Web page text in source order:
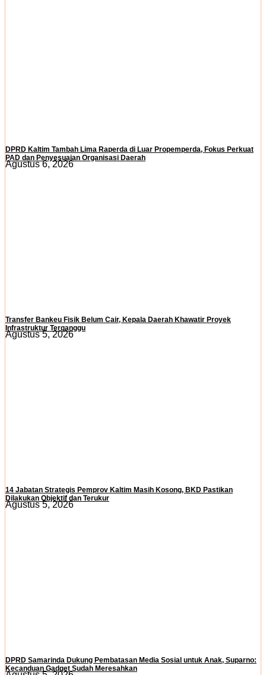
DPRD Kaltim Tambah Lima Raperda di Luar Propemperda, Fokus Perkuat
PAD dan Penyesuaian Organisasi Daerah
Agustus 6, 2026
Transfer Bankeu Fisik Belum Cair, Kepala Daerah Khawatir Proyek
Infrastruktur Terganggu
Agustus 5, 2026
14 Jabatan Strategis Pemprov Kaltim Masih Kosong, BKD Pastikan
Dilakukan Objektif dan Terukur
Agustus 5, 2026
DPRD Samarinda Dukung Pembatasan Media Sosial untuk Anak, Suparno:
Kecanduan Gadget Sudah Meresahkan